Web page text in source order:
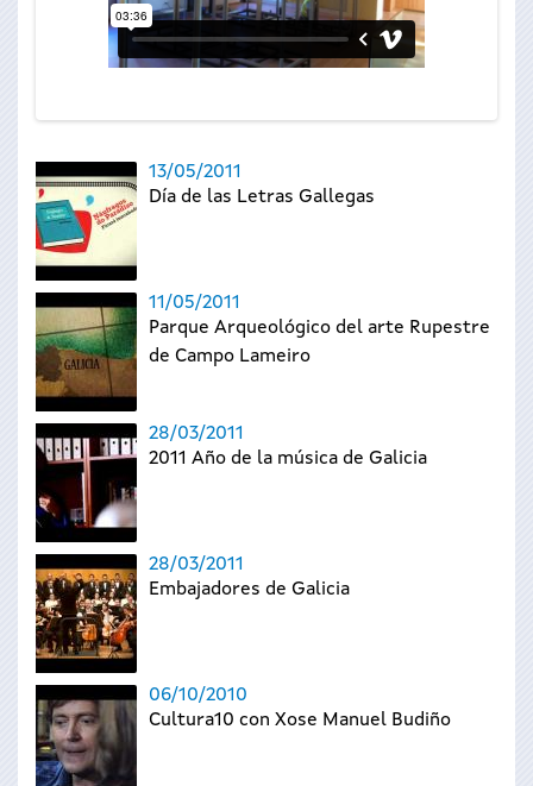
13/05/2011
Día de las Letras Gallegas
11/05/2011
Parque Arqueológico del arte Rupestre
de Campo Lameiro
28/03/2011
2011 Año de la música de Galicia
28/03/2011
Embajadores de Galicia
06/10/2010
Cultura10 con Xose Manuel Budiño